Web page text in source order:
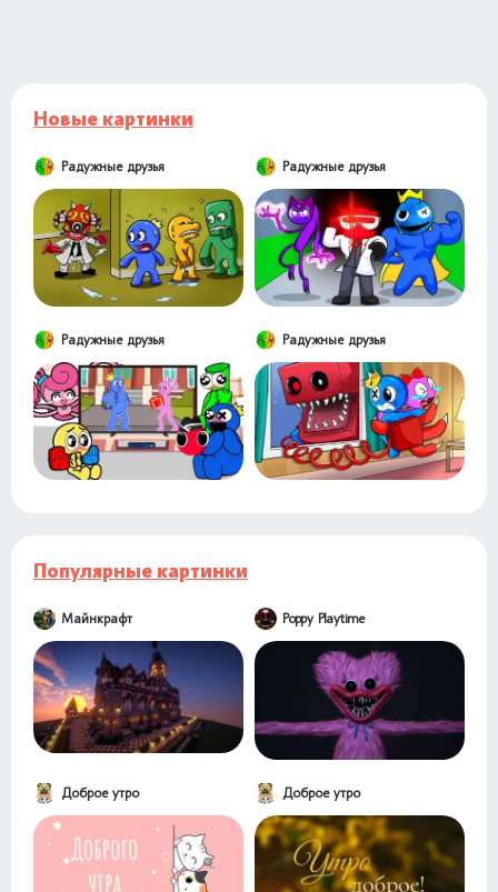
Новые картинки
Радужные друзья Радужные друзья
Радужные друзья Радужные друзья
Популярные картинки
Майнкрафт Poppy Playtime
Доброе утро Доброе утро